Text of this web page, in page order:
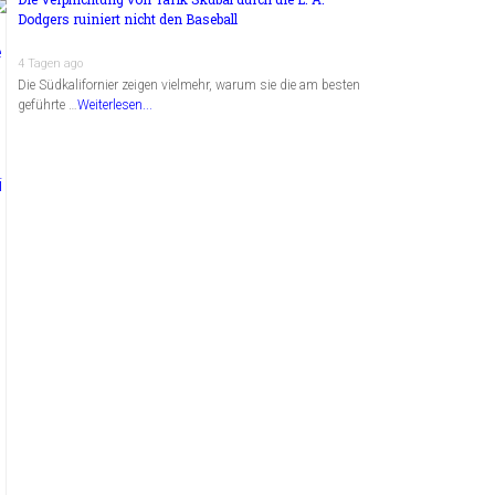
Dodgers ruiniert nicht den Baseball
4 Tagen ago
Die Südkalifornier zeigen vielmehr, warum sie die am besten
geführte …Weiterlesen...